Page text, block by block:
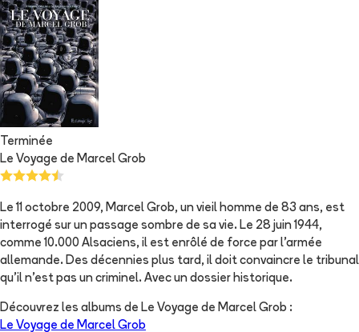
Terminée
Le Voyage de Marcel Grob
Le 11 octobre 2009, Marcel Grob, un vieil homme de 83 ans, est
interrogé sur un passage sombre de sa vie. Le 28 juin 1944,
comme 10.000 Alsaciens, il est enrôlé de force par l'armée
allemande. Des décennies plus tard, il doit convaincre le tribunal
qu'il n'est pas un criminel. Avec un dossier historique.
Découvrez les albums de Le Voyage de Marcel Grob :
Le Voyage de Marcel Grob